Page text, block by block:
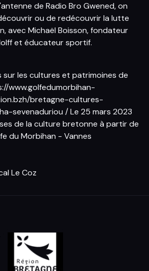
de Radio Bro Gwened, on
ou de redécouvrir la lutte
avec Michaël Boisson, fondateur
et éducateur sportif.
sur les cultures et patrimoines de
www.golfedumorbihan-
bretagne-cultures-
sevenaduriou / Le 25 mars 2023
de la culture bretonne à partir de
du Morbihan - Vannes
Le Coz